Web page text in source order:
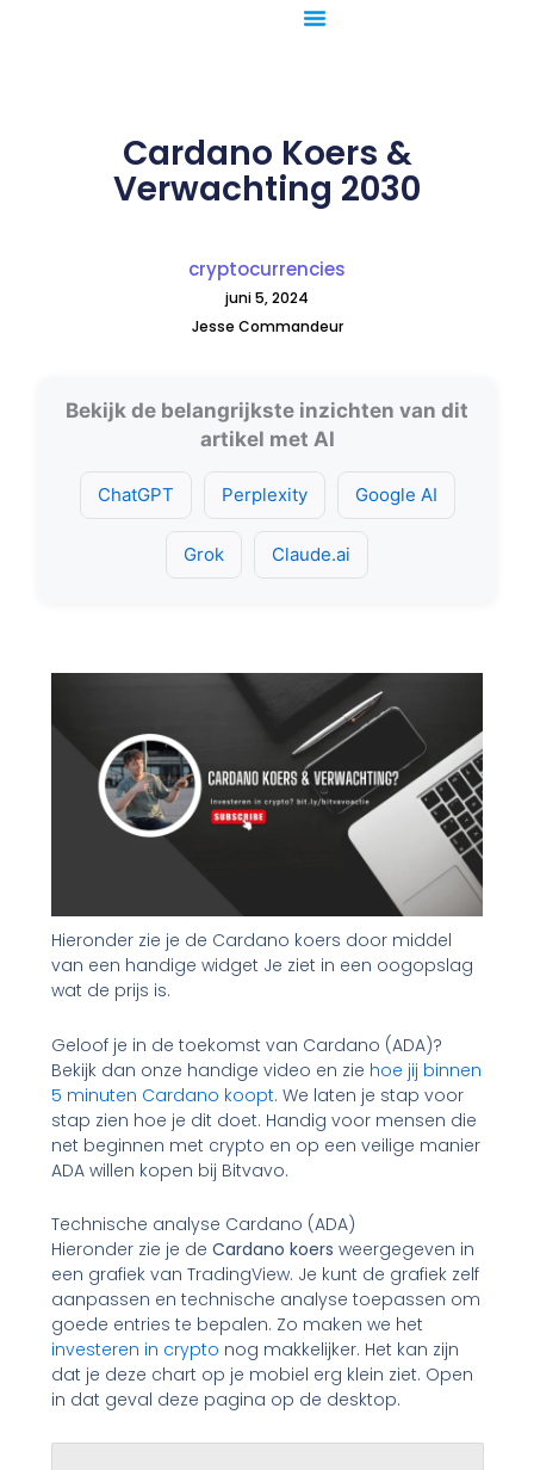
Cardano Koers &
Verwachting 2030
cryptocurrencies
juni 5, 2024
Jesse Commandeur
Bekijk de belangrijkste inzichten van dit
artikel met AI
ChatGPT Perplexity Google AI
Grok Claude.ai
Hieronder zie je de Cardano koers door middel
van een handige widget Je ziet in een oogopslag
wat de prijs is.
Geloof je in de toekomst van Cardano (ADA)?
Bekijk dan onze handige video en zie hoe jij binnen
5 minuten Cardano koopt. We laten je stap voor
stap zien hoe je dit doet. Handig voor mensen die
net beginnen met crypto en op een veilige manier
ADA willen kopen bij Bitvavo.
Technische analyse Cardano (ADA)
Hieronder zie je de Cardano koers weergegeven in
een grafiek van TradingView. Je kunt de grafiek zelf
aanpassen en technische analyse toepassen om
goede entries te bepalen. Zo maken we het
investeren in crypto nog makkelijker. Het kan zijn
dat je deze chart op je mobiel erg klein ziet. Open
in dat geval deze pagina op de desktop.